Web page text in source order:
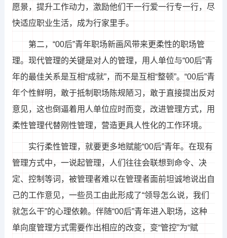
愿景，提升工作动力，激励他们干一行爱一行专一行，尽
快适应职业生活，成为行家里手。
第二，“00后”青年职场新画风带来更柔性的职场管
理。现代管理的关键是对人的管理，用人单位与“00后”青
年的最佳关系是互相“成就”，而不是互相“整顿”。“00后”青
年个性鲜明，敢于抵制职场陈规陋习，敢于直接提出反对
意见，这也倒逼着用人单位应时而变，改进管理方式，用
柔性管理代替刚性管理，营造更具人性化的工作环境。
实行柔性管理，就要更多地赋能“00后”青年。在现有
管理方式中，一说起管理，人们往往会联想到命令、决
定、控制等词，被管理者难以在管理者面前坦诚地说出自
己的工作意见，一些员工由此形成了“领导怎么说，我们
就怎么干”的心理依赖。伴随“00后”青年进入职场，这种
单向度管理方式需要作出相应的改变，变“管控”为“赋